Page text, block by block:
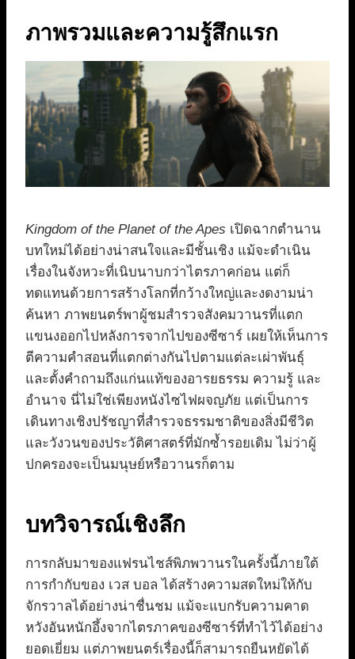
ภาพรวมและความรู้สึกแรก
Kingdom of the Planet of the Apes เปิดฉากตำนาน
บทใหม่ได้อย่างน่าสนใจและมีชั้นเชิง แม้จะดำเนิน
เรื่องในจังหวะที่เนิบนาบกว่าไตรภาคก่อน แต่ก็
ทดแทนด้วยการสร้างโลกที่กว้างใหญ่และงดงามน่า
ค้นหา ภาพยนตร์พาผู้ชมสำรวจสังคมวานรที่แตก
แขนงออกไปหลังการจากไปของซีซาร์ เผยให้เห็นการ
ตีความคำสอนที่แตกต่างกันไปตามแต่ละเผ่าพันธุ์
และตั้งคำถามถึงแก่นแท้ของอารยธรรม ความรู้ และ
อำนาจ นี่ไม่ใช่เพียงหนังไซไฟผจญภัย แต่เป็นการ
เดินทางเชิงปรัชญาที่สำรวจธรรมชาติของสิ่งมีชีวิต
และวังวนของประวัติศาสตร์ที่มักซ้ำรอยเดิม ไม่ว่าผู้
ปกครองจะเป็นมนุษย์หรือวานรก็ตาม
บทวิจารณ์เชิงลึก
การกลับมาของแฟรนไชส์พิภพวานรในครั้งนี้ภายใต้
การกำกับของ เวส บอล ได้สร้างความสดใหม่ให้กับ
จักรวาลได้อย่างน่าชื่นชม แม้จะแบกรับความคาด
หวังอันหนักอึ้งจากไตรภาคของซีซาร์ที่ทำไว้ได้อย่าง
ยอดเยี่ยม แต่ภาพยนตร์เรื่องนี้ก็สามารถยืนหยัดได้